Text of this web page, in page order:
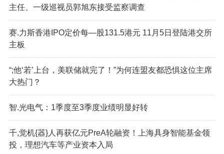
主任、一级巡视员郭旭东接受监察调查
赛.力斯香港IPO定价每—股131.5港元 11月5日登陆港交所
主板
“;他‘若’上台，美联储就完了！”为何连盟友都恐惧这位主席
大热门？
智.光电气：1季度至3季度业绩明显好转
千,觉机{器}人再获亿元PreA轮融资！上海具身智能基金领
投，理想汽车等产业资本入局